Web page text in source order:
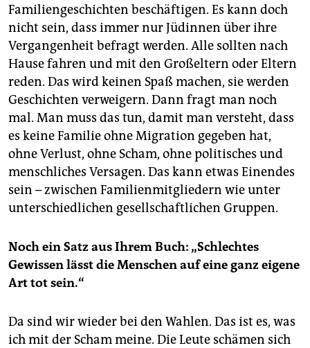
Familiengeschichten beschäftigen. Es kann doch
nicht sein, dass immer nur Jüdinnen über ihre
Vergangenheit befragt werden. Alle sollten nach
Hause fahren und mit den Großeltern oder Eltern
reden. Das wird keinen Spaß machen, sie werden
Geschichten verweigern. Dann fragt man noch
mal. Man muss das tun, damit man versteht, dass
es keine Familie ohne Migration gegeben hat,
ohne Verlust, ohne Scham, ohne politisches und
menschliches Versagen. Das kann etwas Einendes
sein – zwischen Familienmitgliedern wie unter
unterschiedlichen gesellschaftlichen Gruppen.
Noch ein Satz aus Ihrem Buch: „Schlechtes
Gewissen lässt die Menschen auf eine ganz eigene
Art tot sein.“
Da sind wir wieder bei den Wahlen. Das ist es, was
ich mit der Scham meine. Die Leute schämen sich